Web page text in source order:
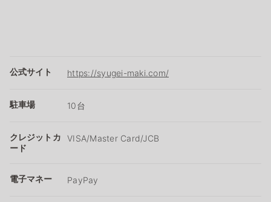
公式サイト https://syugei-maki.com/
駐車場 10台
クレジットカ
ード
VISA/Master Card/JCB
電子マネー PayPay